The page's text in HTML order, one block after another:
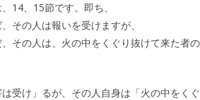
14、15節です。即ち、
その人は報いを受けますが、
その人は、火の中をくぐり抜けて来た者
受け」るが、その人自身は「火の中をく